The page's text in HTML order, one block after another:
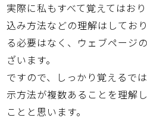
実際に私もすべて覚えてはお
込み方法などの理解はしてお
る必要はなく、ウェブページ
ざいます。
ですので、しっかり覚えるで
示方法が複数あることを理解
ことと思います。